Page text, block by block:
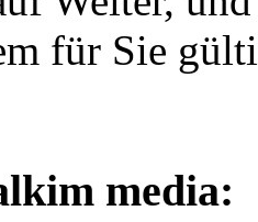
für Sie
media: